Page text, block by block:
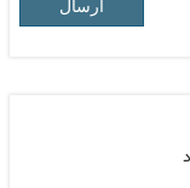
ارسال